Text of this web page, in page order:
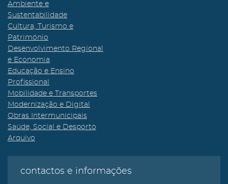
Ambiente e
Sustentabilidade
Cultura, Turismo e
Património
Desenvolvimento Regional
e Economia
Educação e Ensino
Profissional
Mobilidade e Transportes
Modernização e Digital
Obras Intermunicipais
Saúde, Social e Desporto
Arquivo
contactos e informações